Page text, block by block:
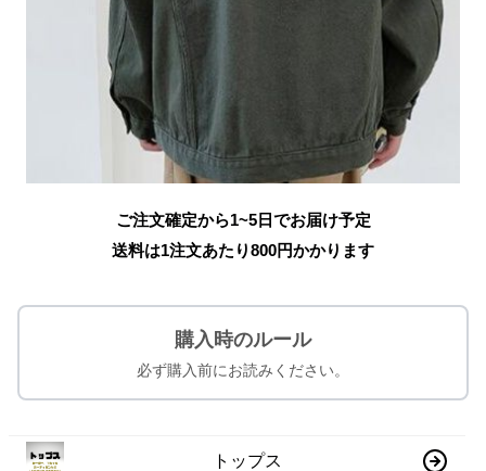
ご注文確定から1~5日でお届け予定
送料は1注文あたり800円かかります
購入時のルール
必ず購入前にお読みください。
トップス